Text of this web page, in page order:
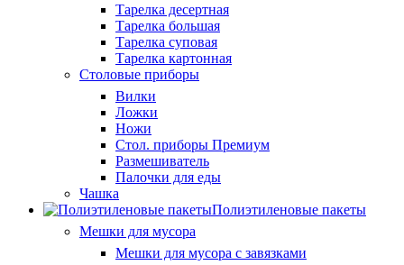
Тарелка десертная
Тарелка большая
Тарелка суповая
Тарелка картонная
Столовые приборы
Вилки
Ложки
Ножи
Стол. приборы Премиум
Размешиватель
Палочки для еды
Чашка
Полиэтиленовые пакеты
Мешки для мусора
Мешки для мусора с завязками